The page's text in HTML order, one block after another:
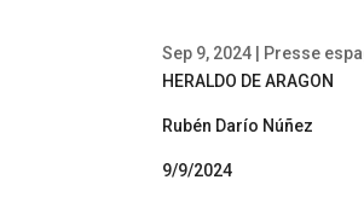
Sep 9, 2024 Presse
HERALDO DE ARAGON
Rubén Darío Núñez
9/9/2024